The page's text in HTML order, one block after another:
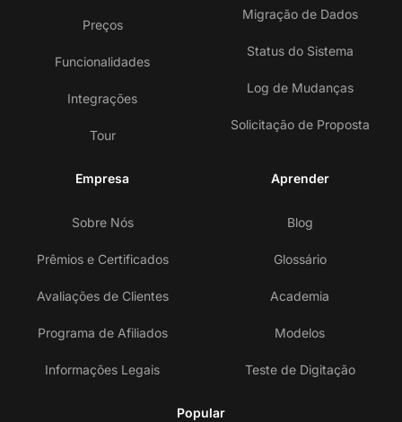
Preços
Funcionalidades
Integrações
Tour
Migração de Dados
Status do Sistema
Log de Mudanças
Solicitação de Proposta
Empresa
Sobre Nós
Prêmios e Certificados
Avaliações de Clientes
Programa de Afiliados
Informações Legais
Aprender
Blog
Glossário
Academia
Modelos
Teste de Digitação
Popular